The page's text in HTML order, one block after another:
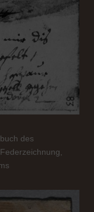
des